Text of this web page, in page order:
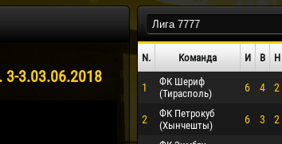
3.03.06.2018
N. Команда И В Н
1
ФК Шериф
(Тирасполь)
6 4 2
2
ФК Петрокуб
(Хынчешты)
6 3 2